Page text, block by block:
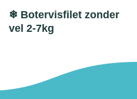
❄ Botervisfilet zonder
vel 2-7kg